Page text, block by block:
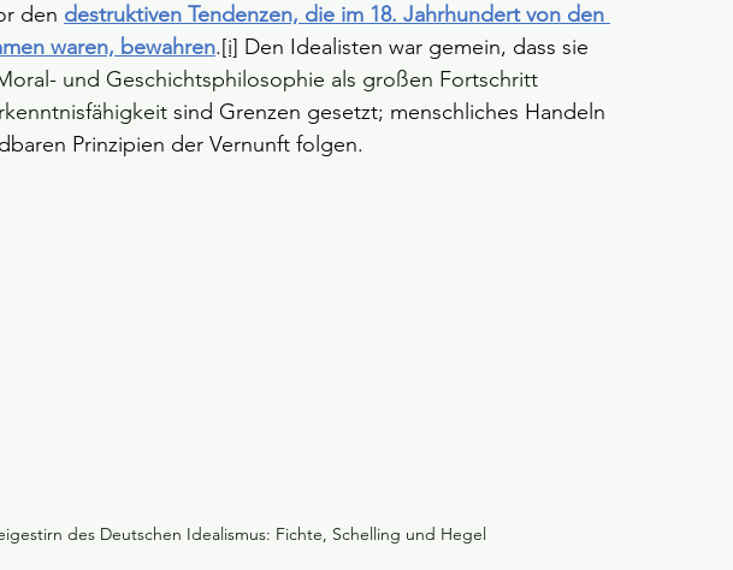
den destruktiven Tendenzen, die im 18. Jahrhundert von den
waren, bewahren.[i] Den Idealisten war gemein, dass sie
und Geschichtsphilosophie als großen Fortschritt
sind Grenzen gesetzt; menschliches Handeln
Prinzipien der Vernunft folgen.
des Deutschen Idealismus: Fichte, Schelling und Hegel